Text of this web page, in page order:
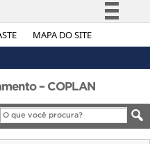
MAPA DO SITE
Simplifique!
Legislação
Canais
– COPLAN